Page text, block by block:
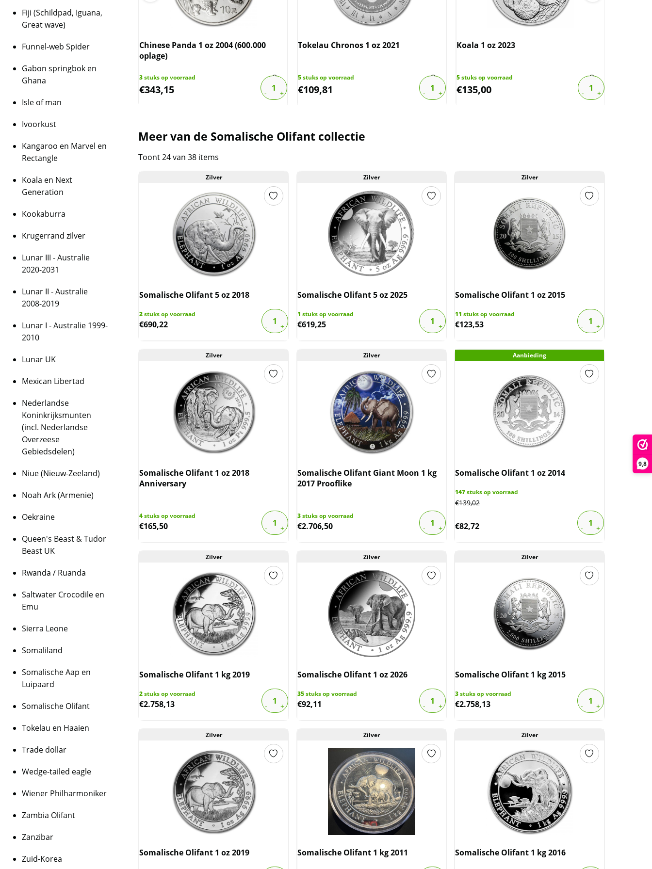
9,8
spot)
voorraad
Chinese Panda 1 oz 2004 (600.000
oplage)
3stuks op voorraad
€343,15
Tokelau Chronos 1 oz 2021
5stuks op voorraad
€109,81
Koala 1 oz 2023
5stuks op voorraad
€135,00
Meer van de Somalische Olifant collectie
Toont 24 van 38 items
Zilver
Somalische Olifant 5 oz 2018
2stuks op voorraad
€690,22
Zilver
Somalische Olifant 5 oz 2025
1 stuks op voorraad
€619,25
Zilver
Somalische Olifant 1 oz 2015
11 stuks op voorraad
€123,53
Zilver
Somalische Olifant 1 oz 2018
Anniversary
4stuks op voorraad
€165,50
Zilver
Somalische Olifant Giant Moon 1 kg
2017 Prooflike
3stuks op voorraad
€2.706,50
Aanbieding
Somalische Olifant 1 oz 2014
147stuks op voorraad
€139,02
€82,72
Zilver
Somalische Olifant 1 kg 2019
2stuks op voorraad
€2.758,13
Zilver
Somalische Olifant 1 oz 2026
35stuks op voorraad
€92,11
Zilver
Somalische Olifant 1 kg 2015
3stuks op voorraad
€2.758,13
Zilver
Somalische Olifant 1 oz 2019
Zilver
Somalische Olifant 1 kg 2011
Zilver
Somalische Olifant 1 kg 2016
Fiji (Schildpad, Iguana,
Great wave)
Funnel-web Spider
Gabon springbok en
Ghana
Isle of man
Ivoorkust
Kangaroo en Marvel en
Rectangle
Koala en Next
Generation
Kookaburra
Krugerrand zilver
Lunar III - Australie
2020-2031
Lunar II - Australie
2008-2019
Lunar I - Australie 1999-
2010
Lunar UK
Mexican Libertad
Nederlandse
Koninkrijksmunten
(incl. Nederlandse
Overzeese
Gebiedsdelen)
Niue (Nieuw-Zeeland)
Noah Ark (Armenie)
Oekraine
Queen's Beast & Tudor
Beast UK
Rwanda / Ruanda
Saltwater Crocodile en
Emu
Sierra Leone
Somaliland
Somalische Aap en
Luipaard
Somalische Olifant
Tokelau en Haaien
Trade dollar
Wedge-tailed eagle
Wiener Philharmoniker
Zambia Olifant
Zanzibar
Zuid-Korea